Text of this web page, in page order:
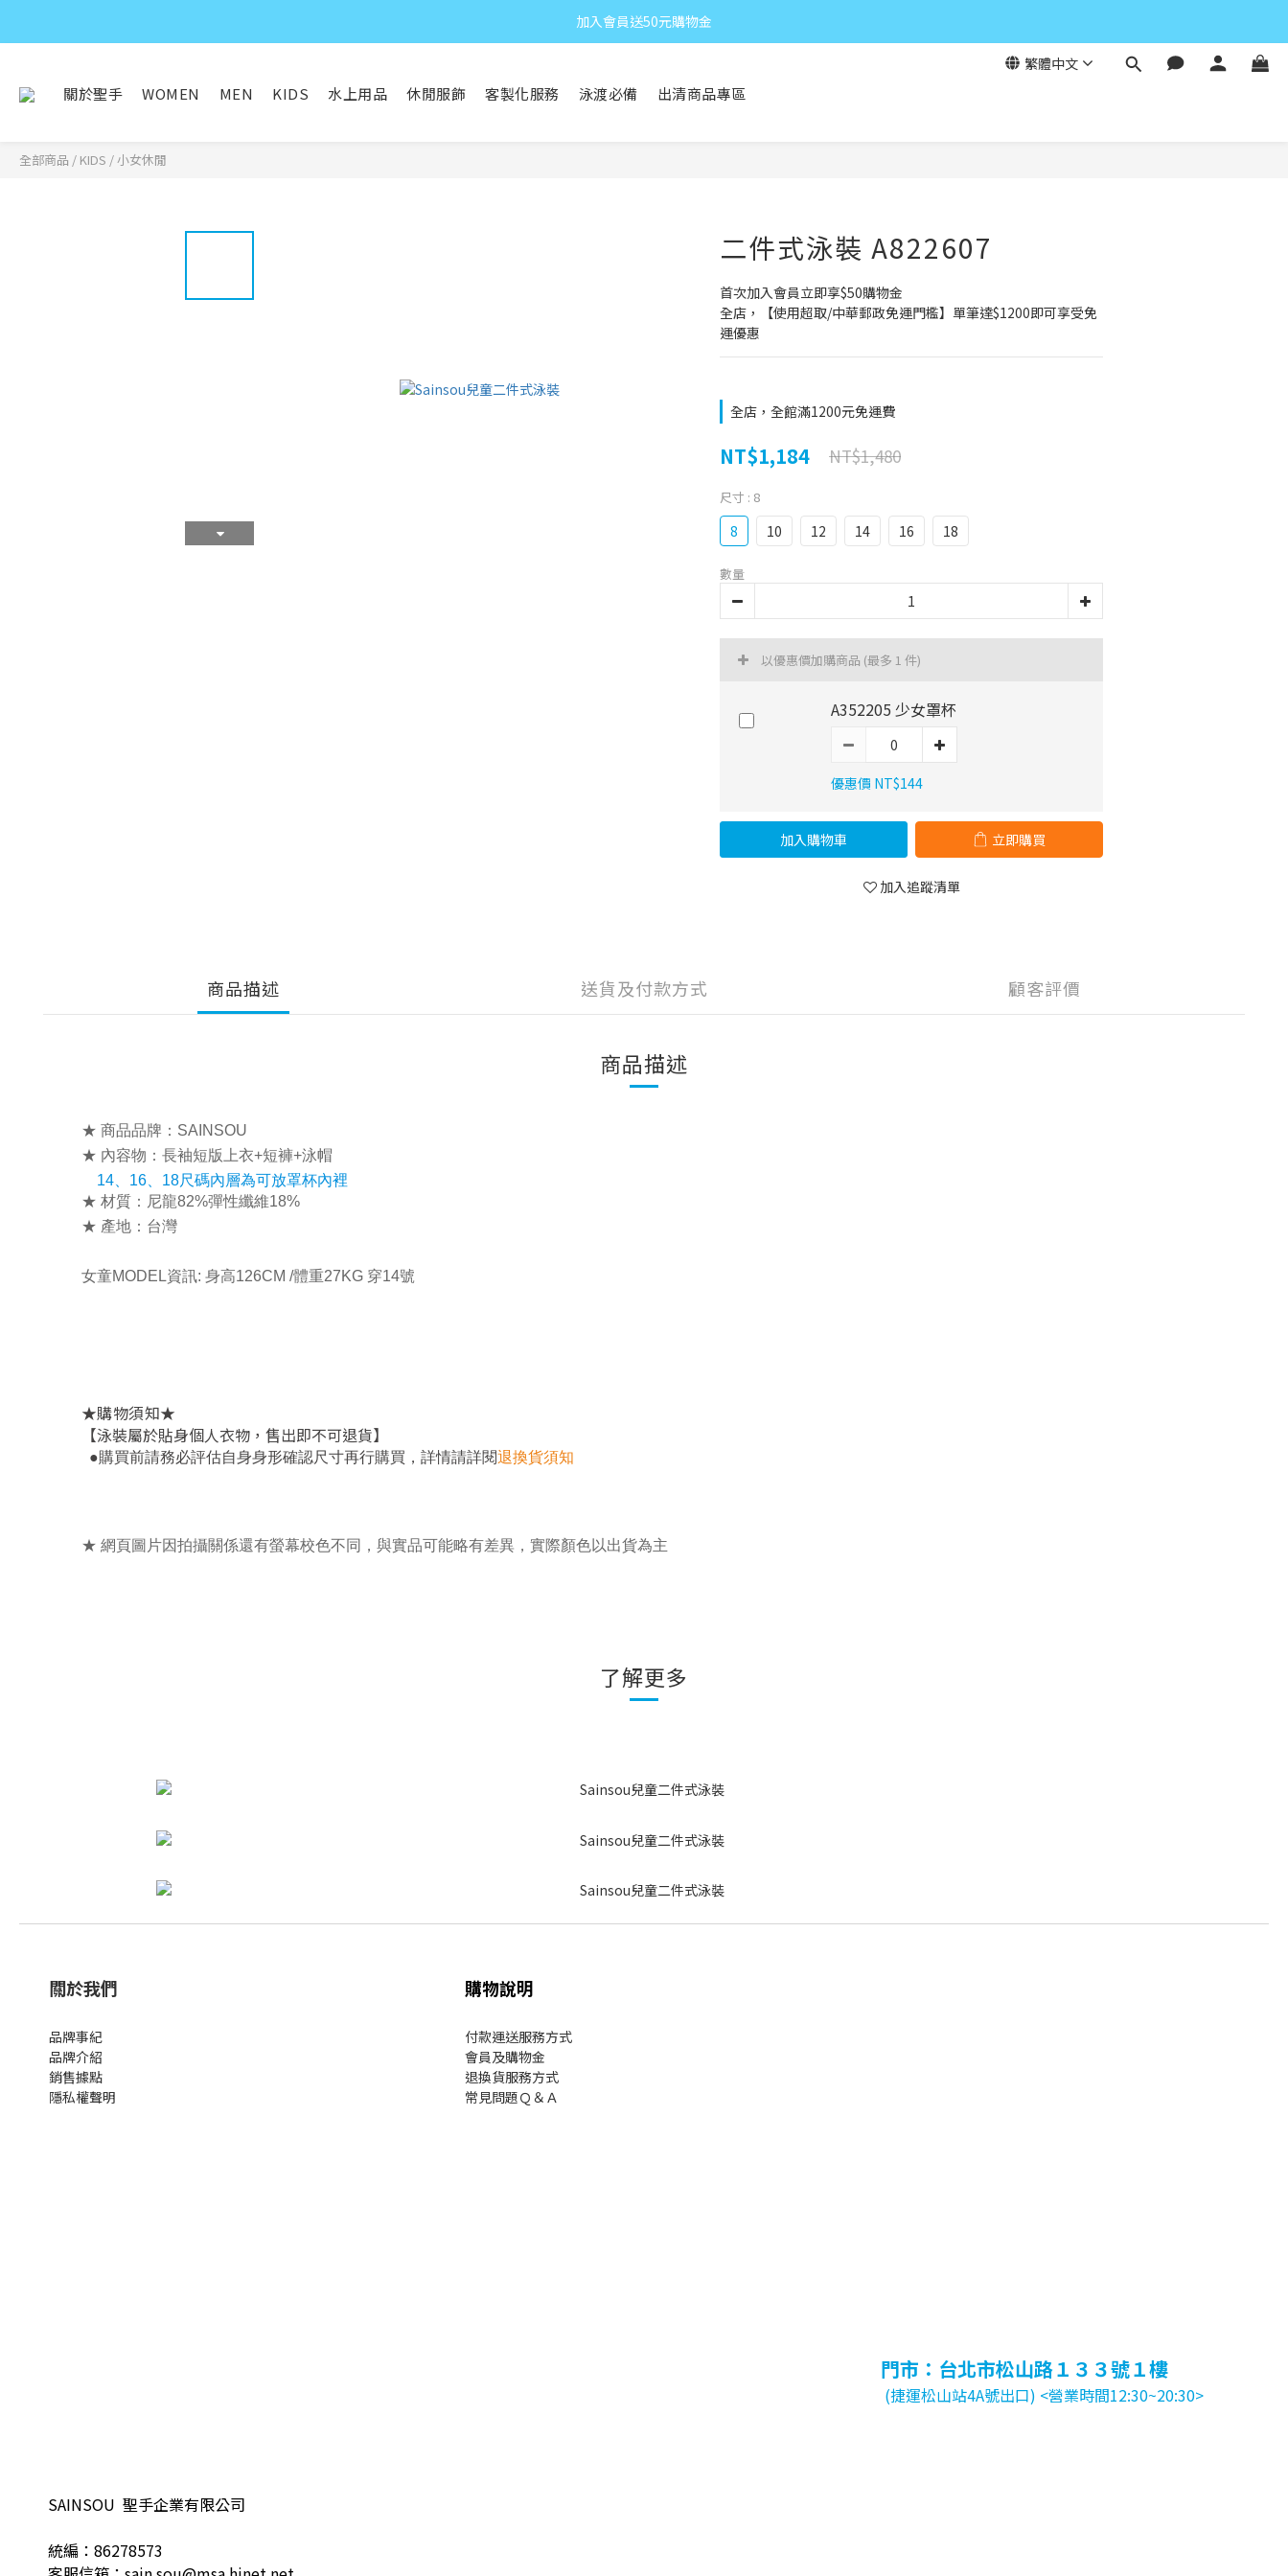
加入會員送50元購物金
繁體中文
關於聖手 WOMEN MEN KIDS 水上用品 休閒服飾 客製化服務 泳渡必備 出清商品專區
全部商品 / KIDS /小女休閒
二件式泳裝 A822607
首次加入會員立即享$50購物金
全店，【使用超取/中華郵政免運門檻】單筆達$1200即可享受免
運優惠
全店，全館滿1200元免運費
NT$1,184 NT$1,480
尺寸 : 8
8 10 12 14 16 18
數量
以優惠價加購商品 (最多 1 件)
A352205 少女罩杯
優惠價 NT$144
加入購物車 立即購買
加入追蹤清單
商品描述 送貨及付款方式 顧客評價
商品描述
★ 商品品牌：SAINSOU
★ 內容物：長袖短版上衣+短褲+泳帽
14、16、 18尺碼內層為可放罩杯內裡
★ 材質：尼龍82%彈性纖維18%
★ 產地：台灣
女童MODEL資訊: 身高126CM /體重27KG 穿14號
★購物須知★
【泳裝屬於貼身個人衣物，售出即不可退貨】
●購買前請務必評估自身身形確認尺寸再行購買 ， 詳情請詳閱退換貨須知
★ 網頁圖片因拍攝關係還有螢幕校色不同，與實品可能略有差異，實際顏色以出貨為主
了解更多
關於我們
品牌事紀
品牌介紹
銷售據點
隱私權聲明
購物說明
付款運送服務方式
會員及購物金
退換貨服務方式
常見問題Ｑ＆Ａ
門市：台北市松山路１３３號１樓
(捷運松山站4A號出口) <營業時間12:30~20:30>
SAINSOU 聖手企業有限公司
統編：86278573